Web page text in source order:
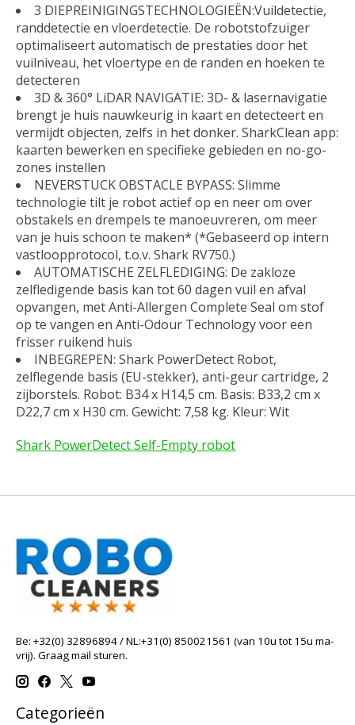
3 DIEPREINIGINGSTECHNOLOGIEËN:Vuildetectie,
randdetectie en vloerdetectie. De robotstofzuiger
optimaliseert automatisch de prestaties door het
vuilniveau, het vloertype en de randen en hoeken te
detecteren
3D & 360° LiDAR NAVIGATIE: 3D- & lasernavigatie
brengt je huis nauwkeurig in kaart en detecteert en
vermijdt objecten, zelfs in het donker. SharkClean app:
kaarten bewerken en specifieke gebieden en no-go-
zones instellen
NEVERSTUCK OBSTACLE BYPASS: Slimme
technologie tilt je robot actief op en neer om over
obstakels en drempels te manoeuvreren, om meer
van je huis schoon te maken* (*Gebaseerd op intern
vastloopprotocol, t.o.v. Shark RV750.)
AUTOMATISCHE ZELFLEDIGING: De zakloze
zelfledigende basis kan tot 60 dagen vuil en afval
opvangen, met Anti-Allergen Complete Seal om stof
op te vangen en Anti-Odour Technology voor een
frisser ruikend huis
INBEGREPEN: Shark PowerDetect Robot,
zelflegende basis (EU-stekker), anti-geur cartridge, 2
zijborstels. Robot: B34 x H14,5 cm. Basis: B33,2 cm x
D22,7 cm x H30 cm. Gewicht: 7,58 kg. Kleur: Wit
Shark PowerDetect Self-Empty robot
Be: +32(0) 32896894 / NL:+31(0) 850021561 (van 10u tot 15u ma-
vrij). Graag mail sturen.
Categorieën